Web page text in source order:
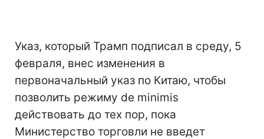
Указ, который Трамп подписал в среду, 5
февраля, внес изменения в
первоначальный указ по Китаю, чтобы
позволить режиму de minimis
действовать до тех пор, пока
Министерство торговли не введет